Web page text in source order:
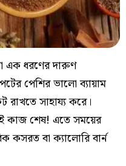
এক ধরণের দারুণ
পেশির ভালো ব্যায়াম
রাখতে সাহায্য করে।
কাজ শেষ! এতে সময়ের
কসরত বা ক্যালোরি বার্ন